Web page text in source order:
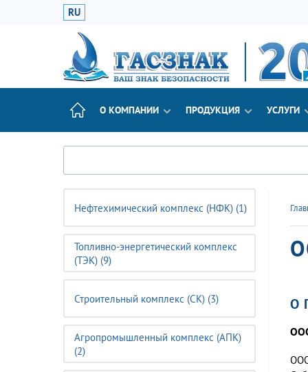
RU
О КОМПАНИИ ПРОДУКЦИЯ УСЛУГИ
Нефтехимический комплекс (НФК) (1)
Топливно-энергетический комплекс
(ТЭК) (9)
Строительный комплекс (CK) (3)
Агропромышленный комплекс (АПК)
(2)
О